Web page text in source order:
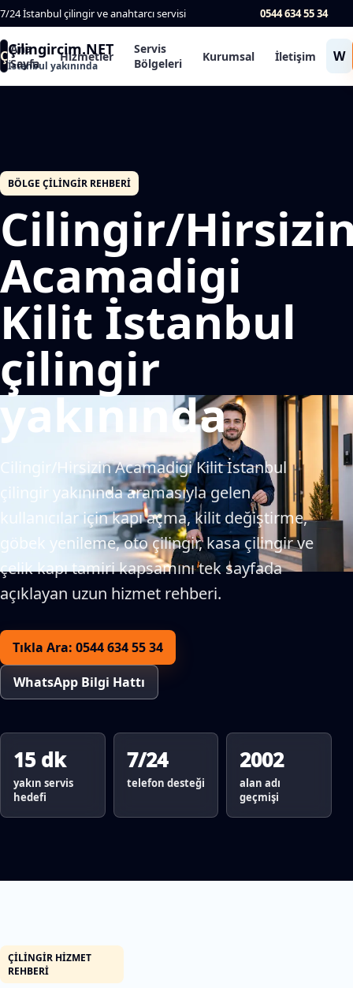
7/24 İstanbul çilingir ve anahtarcı servisi 0544 634 55 34
ÇÇilingircim.NET
İstanbul yakınında
Ana
Sayfa
Hizmetler
Servis
Bölgeleri
Kurumsal İletişim W
BÖLGE ÇILINGIR REHBERI
Cilingir/
Acamadigi
Kilit İstanbul
çilingir
yakınında
Cilingir/Hirsizin Acamadigi Kilit İstanbul
çilingir yakınında aramasıyla gelen
kullanıcılar için kapı açma, kilit değiştirme,
göbek yenileme, oto çilingir, kasa çilingir ve
çelik kapı tamiri kapsamını tek sayfada
açıklayan uzun hizmet rehberi.
Tıkla Ara: 0544 634 55 34
WhatsApp Bilgi Hattı
15 dk
yakın servis
hedefi
7/24
telefon desteği
2002
alan adı
geçmişi
ÇILINGIR HIZMET
REHBERI